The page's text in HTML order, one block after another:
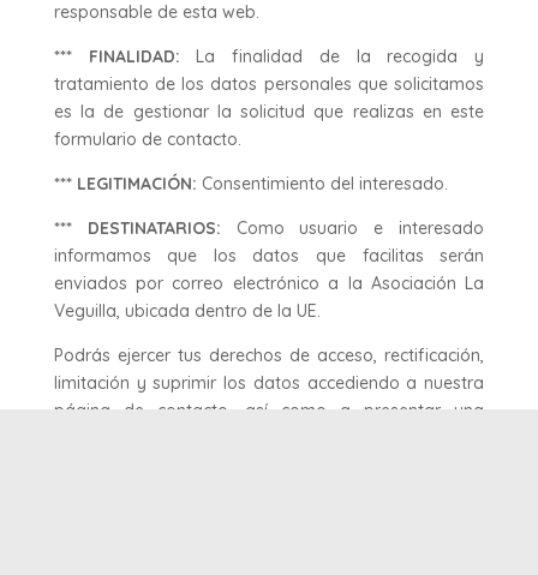
responsable de esta web.
*** FINALIDAD: La finalidad de la recogida y
tratamiento de los datos personales que solicitamos
es la de gestionar la solicitud que realizas en este
formulario de contacto.
*** LEGITIMACIÓN: Consentimiento del interesado.
*** DESTINATARIOS: Como usuario e interesado
informamos que los datos que facilitas serán
enviados por correo electrónico a la Asociación La
Veguilla, ubicada dentro de la UE.
Podrás ejercer tus derechos de acceso, rectificación,
limitación y suprimir los datos accediendo a nuestra
página de contacto, así como a presentar una